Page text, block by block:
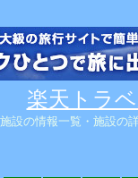
楽天トラ
設の情報一覧・施設の